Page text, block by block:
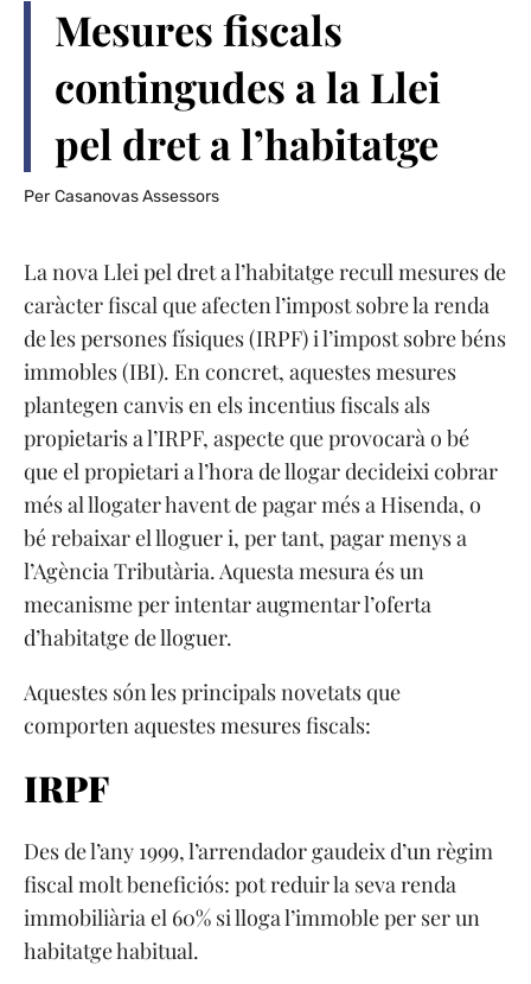
Mesures fiscals
contingudes a la Llei
pel dret a l’habitatge
Per Casanovas Assessors
La nova Llei pel dret a l’habitatge recull mesures de
caràcter fiscal que afecten l’impost sobre la renda
de les persones físiques (IRPF) i l’impost sobre béns
immobles (IBI). En concret, aquestes mesures
plantegen canvis en els incentius fiscals als
propietaris a l’IRPF, aspecte que provocarà o bé
que el propietari a l’hora de llogar decideixi cobrar
més al llogater havent de pagar més a Hisenda, o
bé rebaixar el lloguer i, per tant, pagar menys a
l’Agència Tributària. Aquesta mesura és un
mecanisme per intentar augmentar l’oferta
d’habitatge de lloguer.
Aquestes són les principals novetats que
comporten aquestes mesures fiscals:
IRPF
Des de l’any 1999, l’arrendador gaudeix d’un règim
fiscal molt beneficiós: pot reduir la seva renda
immobiliària el 60% si lloga l’immoble per ser un
habitatge habitual.